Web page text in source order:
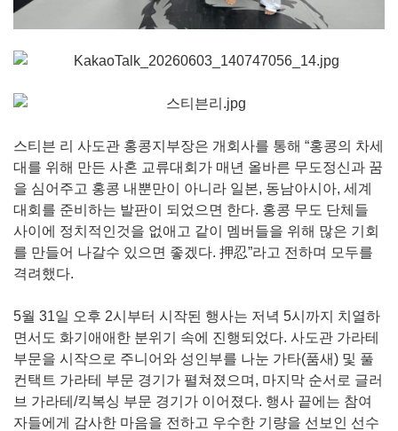
스티븐 리 사도관 홍콩지부장은 개회사를 통해 “홍콩의 차세
대를 위해 만든 사혼 교류대회가 매년 올바른 무도정신과 꿈
을 심어주고 홍콩 내뿐만이 아니라 일본, 동남아시아, 세계
대회를 준비하는 발판이 되었으면 한다. 홍콩 무도 단체들
사이에 정치적인것을 없애고 같이 멤버들을 위해 많은 기회
를 만들어 나갈수 있으면 좋겠다. 押忍”라고 전하며 모두를
격려했다.
5월 31일 오후 2시부터 시작된 행사는 저녁 5시까지 치열하
면서도 화기애애한 분위기 속에 진행되었다. 사도관 가라테
부문을 시작으로 주니어와 성인부를 나눈 가타(품새) 및 풀
컨택트 가라테 부문 경기가 펼쳐졌으며, 마지막 순서로 글러
브 가라테/킥복싱 부문 경기가 이어졌다. 행사 끝에는 참여
자들에게 감사한 마음을 전하고 우수한 기량을 선보인 선수